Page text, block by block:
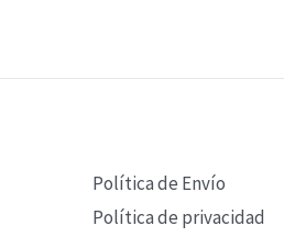
Política de Envío
Política de privacidad